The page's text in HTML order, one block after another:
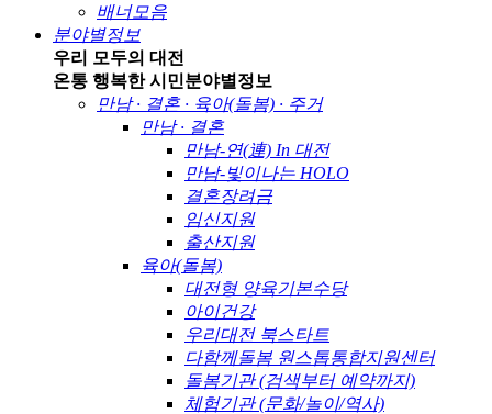
배너모음
분야별정보
우리 모두의 대전
온통 행복한 시민분야별정보
만남 · 결혼 · 육아(돌봄) · 주거
만남 · 결혼
만남-연(連) In 대전
만남-빛이나는 HOLO
결혼장려금
임신지원
출산지원
육아(돌봄)
대전형 양육기본수당
아이건강
우리대전 북스타트
다함께돌봄 원스톱통합지원센터
돌봄기관 (검색부터 예약까지)
체험기관 (문화/놀이/역사)